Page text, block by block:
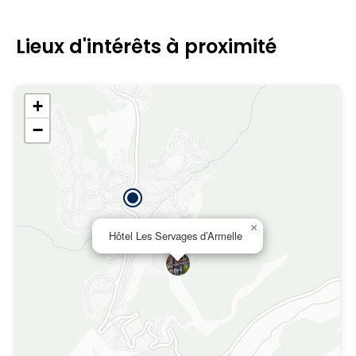
Lieux d'intérêts à proximité
Hôtel Les Servages d’Armelle
×
+
−